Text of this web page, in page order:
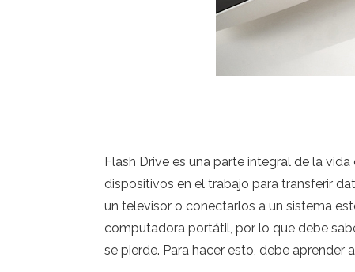
Flash Drive es una parte integral de la
dispositivos en el trabajo para transferir
un televisor o conectarlos a un sistema
computadora portátil, por lo que debe
se pierde. Para hacer esto, debe